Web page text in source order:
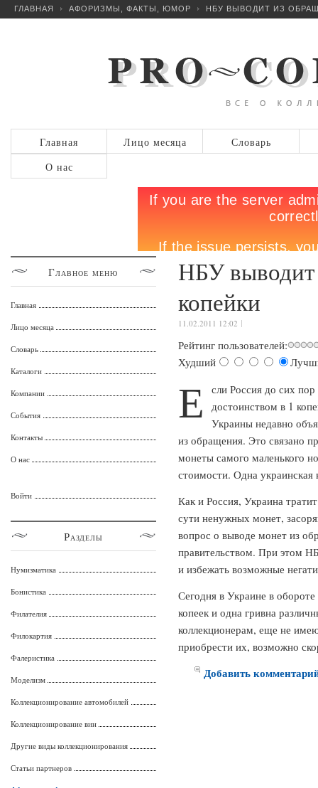
ГЛАВНАЯ АФОРИЗМЫ, ФАКТЫ, ЮМОР НБУ ВЫВОДИТ ИЗ
Главная Лицо месяца
Словарь
О нас
НБУ выводит
копейки
11.02.2011 12:02
Рейтинг пользователей:
Худший
Е
сли Россия до сих
достоинством в 1
Украины недавно
из обращения. Это связано
монеты самого маленького
стоимости. Одна украинская
Как и Россия, Украина
сути ненужных монет,
вопрос о выводе монет из
правительством. При этом
и избежать возможные
Сегодня в Украине в
копеек и одна гривна
коллекционерам, еще не
приобрести их, возможно
Добавить
Главное меню
Главная
Лицо месяца
Словарь
Каталоги
Компании
События
Контакты
О нас
Войти
Разделы
Нумизматика
Бонистика
Филателия
Филокартия
Фалеристика
Моделизм
Коллекционирование автомобилей
Коллекционирование вин
Другие виды коллекционирования
Статьи партнеров